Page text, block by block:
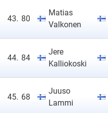
43. 80
Matias
Valkonen
44. 84
Jere
Kalliokoski
45. 68
Juuso
Lammi